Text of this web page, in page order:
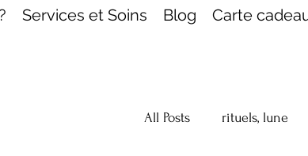
Services et Soins Blog Carte
All Posts rituels, lune